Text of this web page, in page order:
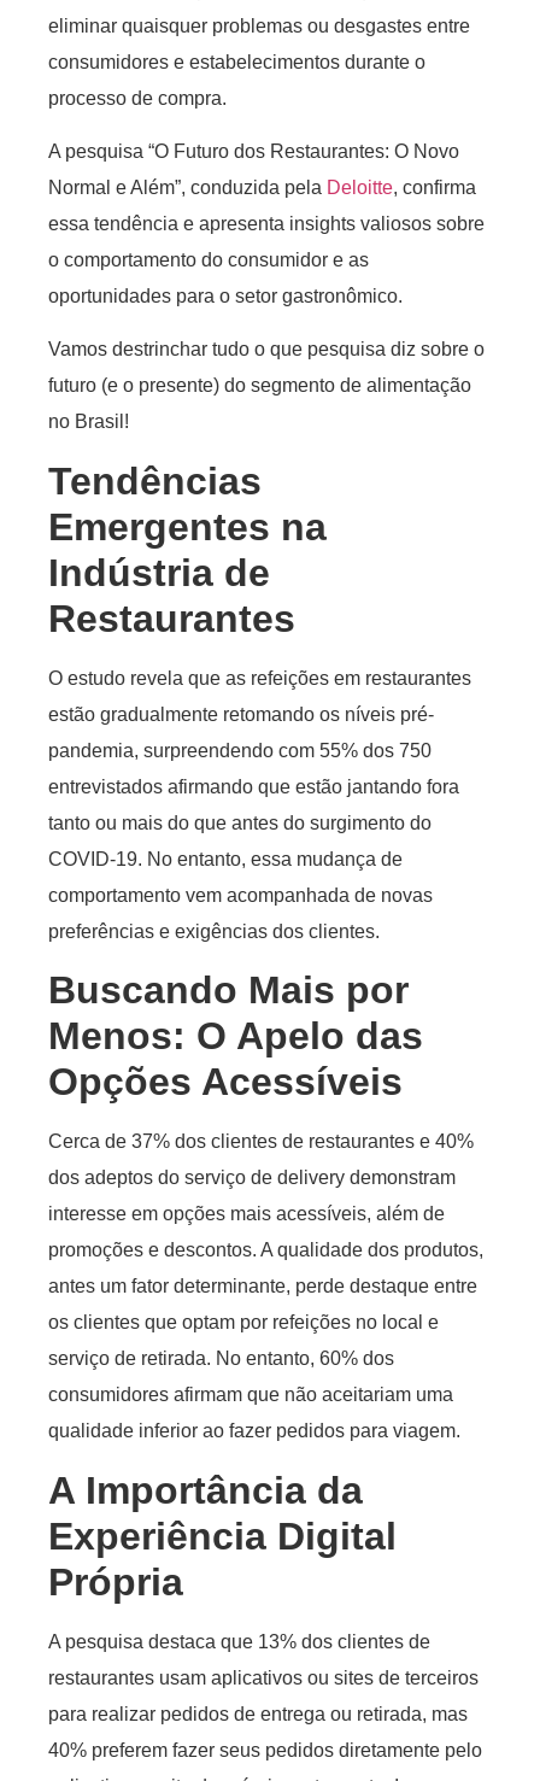
eliminar quaisquer problemas ou desgastes entre
consumidores e estabelecimentos durante o
processo de compra.
A pesquisa “O Futuro dos Restaurantes: O Novo
Normal e Além”, conduzida pela Deloitte, confirma
essa tendência e apresenta insights valiosos sobre
o comportamento do consumidor e as
oportunidades para o setor gastronômico.
Vamos destrinchar tudo o que pesquisa diz sobre o
futuro (e o presente) do segmento de alimentação
no Brasil!
Tendências
Emergentes na
Indústria de
Restaurantes
O estudo revela que as refeições em restaurantes
estão gradualmente retomando os níveis pré-
pandemia, surpreendendo com 55% dos 750
entrevistados afirmando que estão jantando fora
tanto ou mais do que antes do surgimento do
COVID-19. No entanto, essa mudança de
comportamento vem acompanhada de novas
preferências e exigências dos clientes.
Buscando Mais por
Menos: O Apelo das
Opções Acessíveis
Cerca de 37% dos clientes de restaurantes e 40%
dos adeptos do serviço de delivery demonstram
interesse em opções mais acessíveis, além de
promoções e descontos. A qualidade dos produtos,
antes um fator determinante, perde destaque entre
os clientes que optam por refeições no local e
serviço de retirada. No entanto, 60% dos
consumidores afirmam que não aceitariam uma
qualidade inferior ao fazer pedidos para viagem.
A Importância da
Experiência Digital
Própria
A pesquisa destaca que 13% dos clientes de
restaurantes usam aplicativos ou sites de terceiros
para realizar pedidos de entrega ou retirada, mas
40% preferem fazer seus pedidos diretamente pelo